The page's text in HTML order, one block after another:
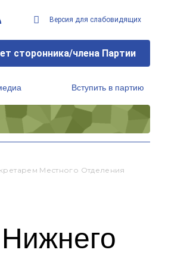
Версия для слабовидящих
сторонника/члена Партии
Вступить в партию
Местного Отделения